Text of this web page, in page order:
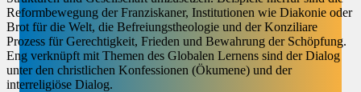
Reformbewegung der Franziskaner, Institutionen wie Diakonie oder
Brot für die Welt, die Befreiungstheologie und der Konziliare
Prozess für Gerechtigkeit, Frieden und Bewahrung der Schöpfung.
Eng verknüpft mit Themen des Globalen Lernens sind der Dialog
unter den christlichen Konfessionen (Ökumene) und der
interreligiöse Dialog.